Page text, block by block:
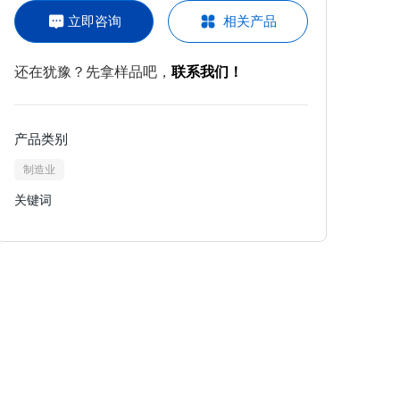
立即咨询 相关产品
还在犹豫？先拿样品吧，联系我们！
产品类别
制造业
关键词